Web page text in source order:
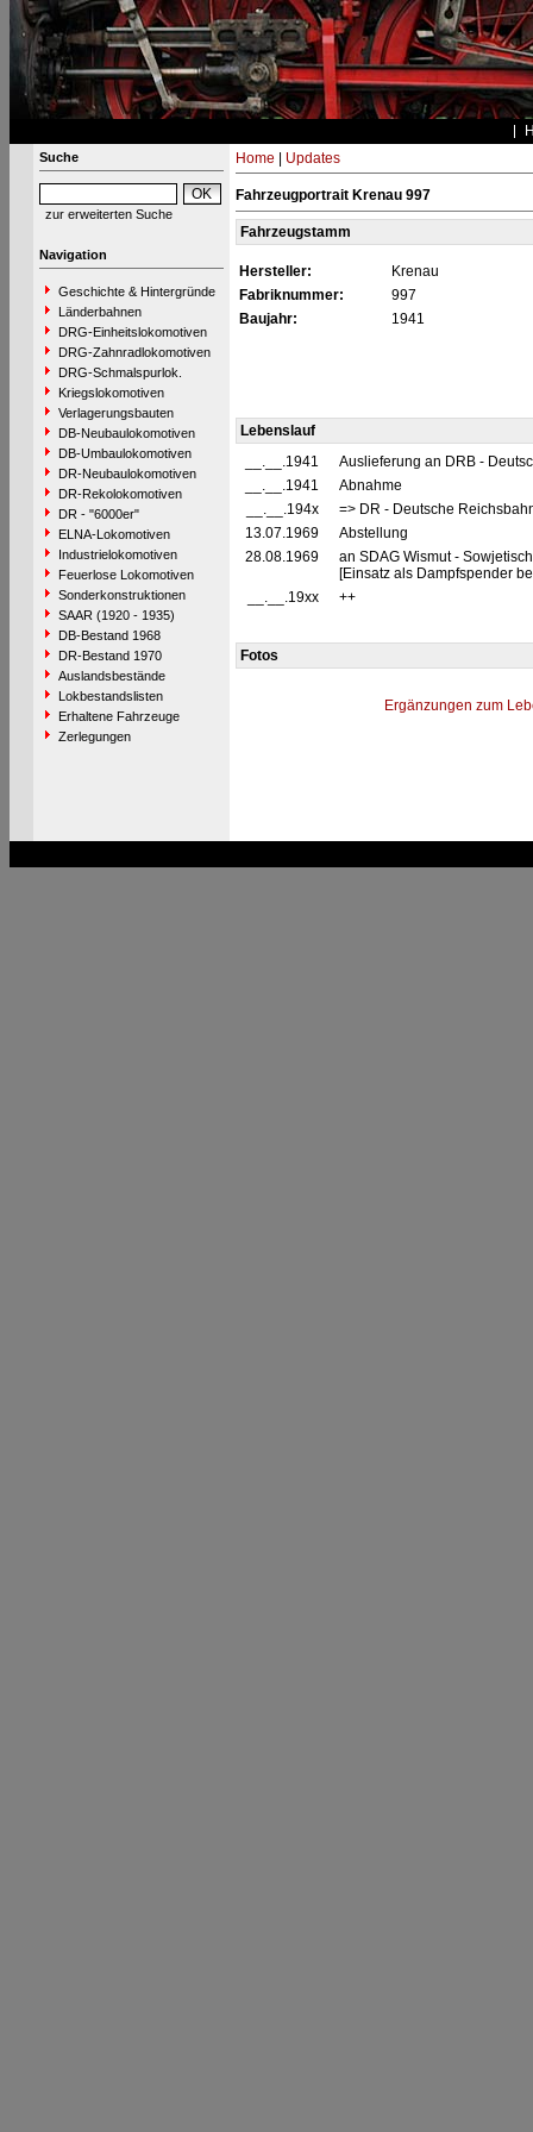
Suche
zur erweiterten Suche
Navigation
Geschichte & Hintergründe
Länderbahnen
DRG-Einheitslokomotiven
DRG-Zahnradlokomotiven
DRG-Schmalspurlok.
Kriegslokomotiven
Verlagerungsbauten
DB-Neubaulokomotiven
DB-Umbaulokomotiven
DR-Neubaulokomotiven
DR-Rekolokomotiven
DR - "6000er"
ELNA-Lokomotiven
Industrielokomotiven
Feuerlose Lokomotiven
Sonderkonstruktionen
SAAR (1920 - 1935)
DB-Bestand 1968
DR-Bestand 1970
Auslandsbestände
Lokbestandslisten
Erhaltene Fahrzeuge
Zerlegungen
Home Updates
Fahrzeugportrait Krenau 997
Fahrzeugstamm
Hersteller:
Krenau
Fabriknummer:
997
Baujahr:
1941
Lebenslauf
__.__.1941
Auslieferung an DRB -
__.__.1941
Abnahme
__.__.194x
=> DR - Deutsche
13.07.1969
Abstellung
28.08.1969
an SDAG Wismut -
[Einsatz als Dampfspender
__.__.19xx
++
Fotos
Ergänzungen zum